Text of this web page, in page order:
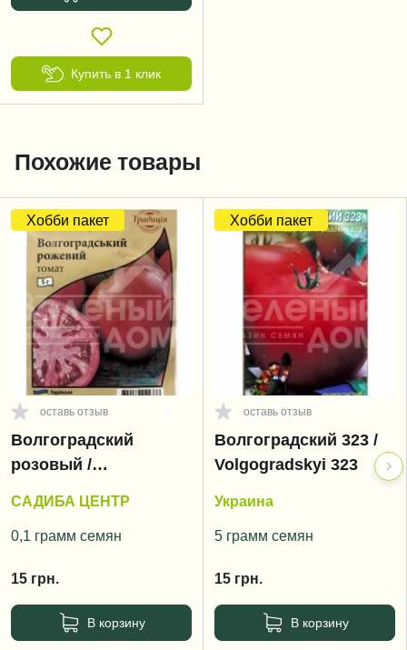
Купить в 1 клик
Похожие товары
Хобби пакет
оставь отзыв
Волгоградский
розовый /
САДИБА ЦЕНТР
0,1 грамм семян
15 грн.
В корзину
Хобби пакет
оставь отзыв
Волгоградский 323 /
Volgogradskyi 323
Украина
5 грамм семян
15 грн.
В корзину